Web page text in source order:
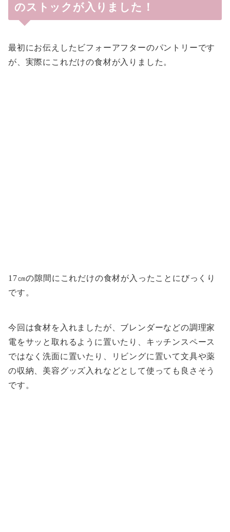
のストックが入りました！
最初にお伝えしたビフォーアフターのパントリーです
が、実際にこれだけの食材が入りました。
17㎝の隙間にこれだけの食材が入ったことにびっくり
です。
今回は食材を入れましたが、ブレンダーなどの調理家
電をサッと取れるように置いたり、キッチンスペース
ではなく洗面に置いたり、リビングに置いて文具や薬
の収納、美容グッズ入れなどとして使っても良さそう
です。